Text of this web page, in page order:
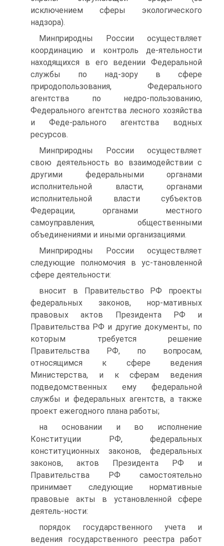
исключением сферы экологического
надзора).
Минприродны России осуществляет
координацию и контроль де-ятельности
находящихся в его ведении Федеральной
службы по над-зору в сфере
природопользования, Федерального
агентства по недро-пользованию,
Федерального агентства лесного хозяйства
и Феде-рального агентства водных
ресурсов.
Минприродны России осуществляет
свою деятельность во взаимодействии с
другими федеральными органами
исполнительной власти, органами
исполнительной власти субъектов
Федерации, органами местного
самоуправления, общественными
объединениями и иными организациями.
Минприродны России осуществляет
следующие полномочия в ус-тановленной
сфере деятельности:
вносит в Правительство РФ проекты
федеральных законов, нор-мативных
правовых актов Президента РФ и
Правительства РФ и другие документы, по
которым требуется решение
Правительства РФ, по вопросам,
относящимся к сфере ведения
Министерства, и к сферам ведения
подведомственных ему федеральной
службы и федеральных агентств, а также
проект ежегодного плана работы;
на основании и во исполнение
Конституции РФ, федеральных
конституционных законов, федеральных
законов, актов Президента РФ и
Правительства РФ самостоятельно
принимает следующие нормативные
правовые акты в установленной сфере
деятель-ности:
порядок государственного учета и
ведения государственного реестра работ